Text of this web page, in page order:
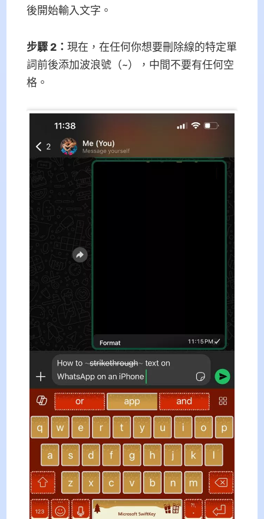
後開始輸入文字。
步驟 2： 現在，在任何你想要刪除線的特定單
詞前後添加波浪號（~），中間不要有任何空
格。